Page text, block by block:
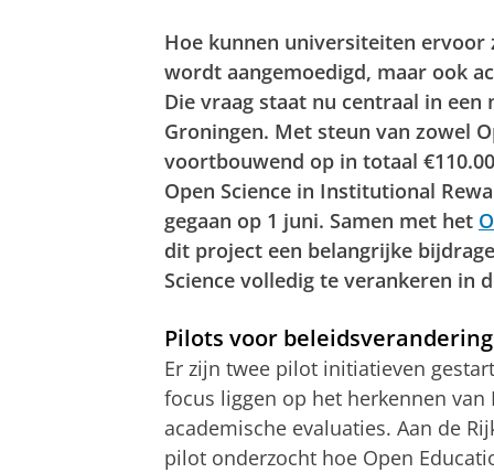
Hoe kunnen universiteiten ervoor
wordt aangemoedigd, maar ook
Die vraag staat nu centraal in
Groningen. Met steun van zowel
voortbouwend op in totaal
Open Science in Institutional
gegaan op 1 juni. Samen met het
dit project een belangrijke
Science volledig te verankeren in
Pilots voor beleidsverandering
Er zijn twee pilot initiatieven
focus liggen op het herkennen
academische evaluaties. Aan de
pilot onderzocht hoe Open